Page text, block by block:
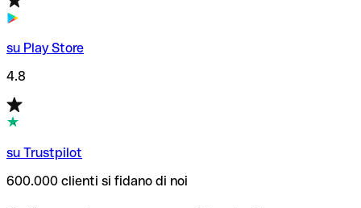
su Play Store
4.8
su Trustpilot
600.000 clienti si fidano di noi